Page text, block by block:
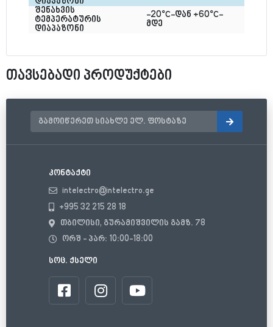
შენახვის
ტემპერატურის
დიაპაზონი
-20°C-დან +60°C-
მდე
თავსებადი პროდუქტები
კონტაქტი
intelectro@intelectro.ge
+995 32 215 28 18
თბილისი, გურამიშვილის გამზ. 78
ორშ - პარ: 10:00-18:00
სოც. ქსელი